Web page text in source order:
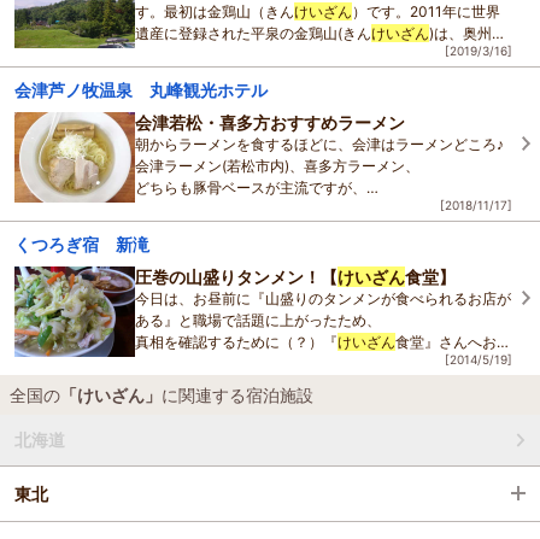
す。最初は金鶏山（きんけいざん ）です。2011年に世界
遺産に登録された平泉の金鶏山(きんけいざん)は、奥州藤
原氏・三代藤原秀衡(ひでひら)によって造られた人工[2019/3/16]
会津芦ノ牧温泉 丸峰観光ホテル
会津若松・喜多方おすすめラーメン
朝からラーメンを食するほどに、会津はラーメンどころ♪
会津ラーメン(若松市内)、喜多方ラーメン、
どちらも豚骨ベースが主流ですが、
各店のこだわりにより多彩な味わいが楽しめます♪[2018/11/17]
くつろぎ宿 新滝
圧巻の山盛りタンメン！【けいざん食堂】
今日は、お昼前に『山盛りのタンメンが食べられるお店が
ある』と職場で話題に上がったため、
真相を確認するために（？）『けいざん食堂』さんへお邪
レトロな雰囲気のお店へと入り、メニュ
[2014/5/19]
全国の 「けいざん」 に関連する宿泊施設
北海道
東北